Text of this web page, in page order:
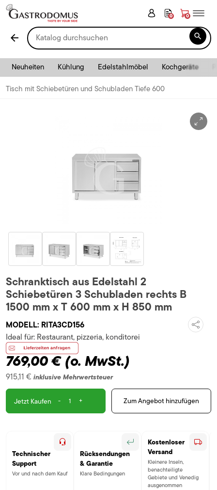
0 0
arrow_back 
Neuheiten Kühlung Edelstahlmöbel Kochgeräte
Tisch mit Schiebetüren und Schubladen Tiefe 600
Schranktisch aus Edelstahl 2
Schiebetüren 3 Schubladen rechts B
1500 mm x T 600 mm x H 850 mm
MODELL: RITA3CD156
769,00 €(o. MwSt.)
915,11 € inklusive Mehrwertsteuer
Ideal für: Restaurant, pizzeria, konditorei
Jetzt Kaufen - + Zum Angebot hinzufügen
Technischer
Support
Vor und nach dem Kauf
Rücksendungen
& Garantie
Klare Bedingungen
Kostenloser
Versand
Kleinere Inseln,
benachteiligte
Gebiete und Venedig
ausgenommen